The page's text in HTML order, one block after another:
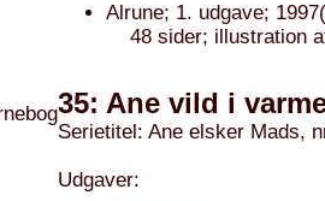
Alrune; 1. udgave;
48 sider; illustration
35: Ane vild i
Serietitel: Ane elsker Mads,
Udgaver: